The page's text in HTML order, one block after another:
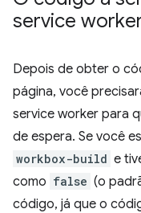
service
Depois de obter o
página, você
service worker para
de espera. Se você
workbox-build e
como false (o
código, já que o